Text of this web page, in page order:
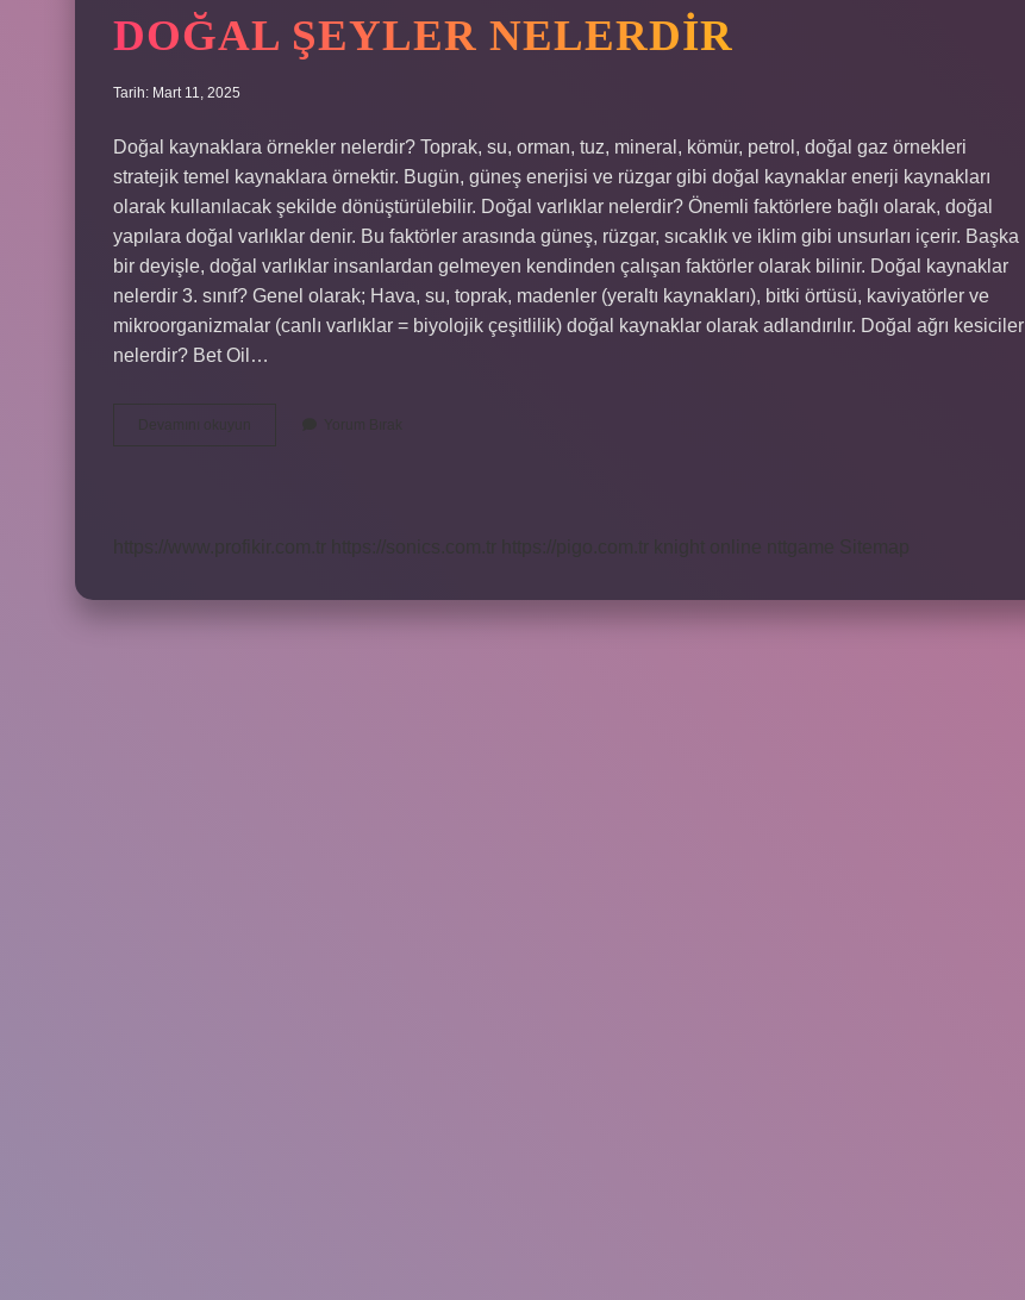
DOĞAL ŞEYLER NELERDIR
Tarih: Mart 11, 2025
Doğal kaynaklara örnekler nelerdir? Toprak, su, orman, tuz, mineral, kömür, petrol, doğal gaz örnekleri
stratejik temel kaynaklara örnektir. Bugün, güneş enerjisi ve rüzgar gibi doğal kaynaklar enerji kaynakları
olarak kullanılacak şekilde dönüştürülebilir. Doğal varlıklar nelerdir? Önemli faktörlere bağlı olarak, doğal
yapılara doğal varlıklar denir. Bu faktörler arasında güneş, rüzgar, sıcaklık ve iklim gibi unsurları içerir. Başka
bir deyişle, doğal varlıklar insanlardan gelmeyen kendinden çalışan faktörler olarak bilinir. Doğal kaynaklar
nelerdir 3. sınıf? Genel olarak; Hava, su, toprak, madenler (yeraltı kaynakları), bitki örtüsü, kaviyatörler ve
mikroorganizmalar (canlı varlıklar = biyolojik çeşitlilik) doğal kaynaklar olarak adlandırılır. Doğal ağrı kesiciler
nelerdir? Bet Oil…